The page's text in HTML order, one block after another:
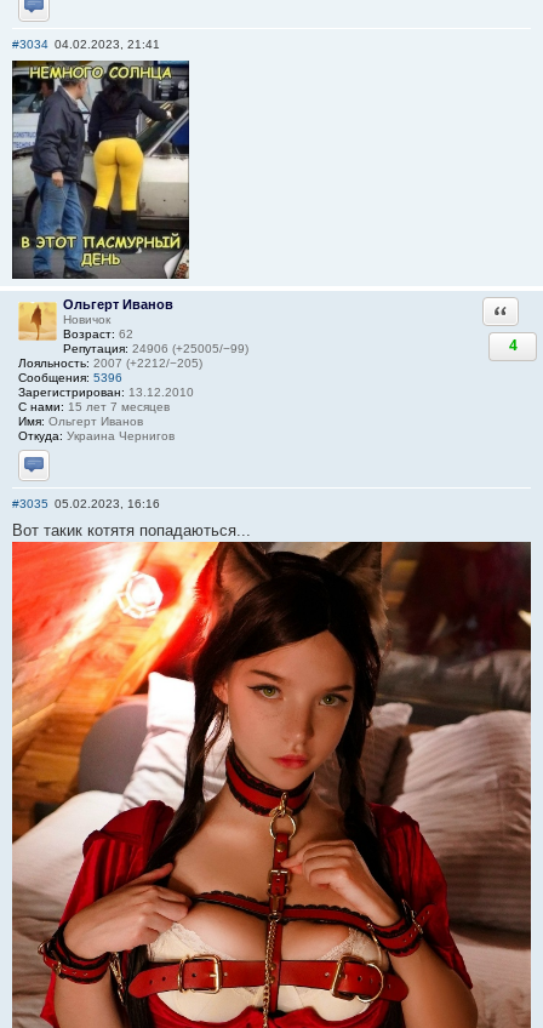
Отправить личное сообщение
#3034 04.02.2023, 21:41
Ольгерт Иванов
Новичок
Возраст: 62
Репутация: 24906 (+25005/−99)
Лояльность: 2007 (+2212/−205)
Сообщения: 5396
Зарегистрирован: 13.12.2010
С нами: 15 лет 7 месяцев
Имя: Ольгерт Иванов
Откуда: Украина Чернигов
Отправить личное сообщение
4
#3035 05.02.2023, 16:16
Вот такик котятя попадаються...